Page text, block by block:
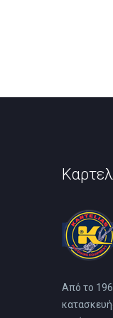
Από το